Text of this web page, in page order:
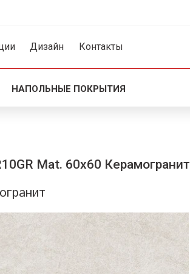
Дизайн Контакты
НАПОЛЬНЫЕ ПОКРЫТИЯ
Mat. 60x60 Керамогранит